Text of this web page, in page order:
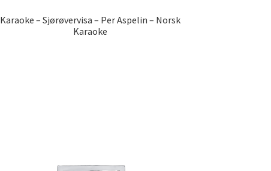
Karaoke – Sjørøvervisa – Per Aspelin – Norsk
Karaoke